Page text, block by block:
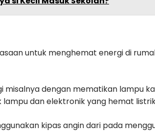
untuk menghemat energi di
dengan mematikan lampu
dan elektronik yang hemat
kipas angin dari pada